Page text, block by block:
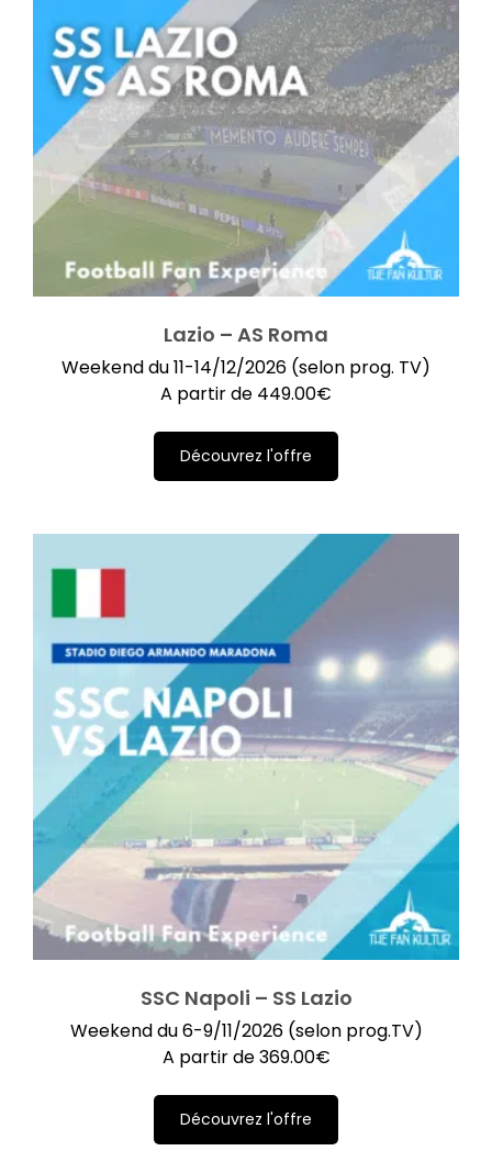
Lazio – AS Roma
Weekend du 11-14/12/2026 (selon prog. TV)
A partir de 449.00€
Découvrez l'offre
SSC Napoli – SS Lazio
Weekend du 6-9/11/2026 (selon prog.TV)
A partir de369.00€
Découvrez l'offre